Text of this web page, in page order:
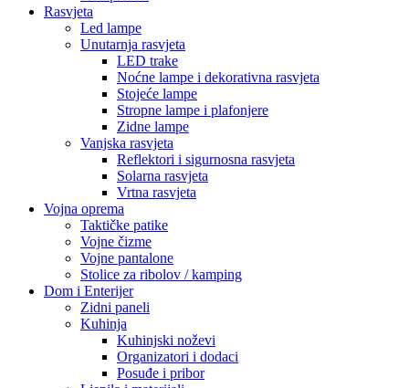
Rasvjeta
Led lampe
Unutarnja rasvjeta
LED trake
Noćne lampe i dekorativna rasvjeta
Stojeće lampe
Stropne lampe i plafonjere
Zidne lampe
Vanjska rasvjeta
Reflektori i sigurnosna rasvjeta
Solarna rasvjeta
Vrtna rasvjeta
Vojna oprema
Taktičke patike
Vojne čizme
Vojne pantalone
Stolice za ribolov / kamping
Dom i Enterijer
Zidni paneli
Kuhinja
Kuhinjski noževi
Organizatori i dodaci
Posuđe i pribor